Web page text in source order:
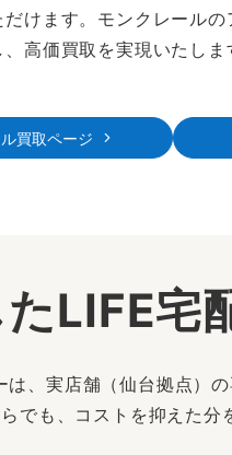
けます。モンクレール
高価買取を実現いたしま
買取ページ
LIFE宅
は、実店舗（仙台拠点）
でも、コストを抑えた分